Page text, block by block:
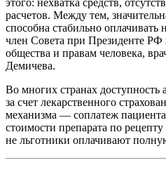
расчетов. Между тем,
способна стабильно оплачивать
член Совета при Президенте РФ
общества и правам чело­века,
Демичева.
Во многих странах
за счет лекарственного
механизма — соплатеж
стоимости препарата по
не льготники оплачивают